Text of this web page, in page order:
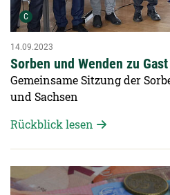
C Urheber der Grafik:
Sorben und Wenden zu
14.09.2023
Gemeinsame Sitzung der
und Sachsen
Rückblick lesen
Detailansicht öffnen: